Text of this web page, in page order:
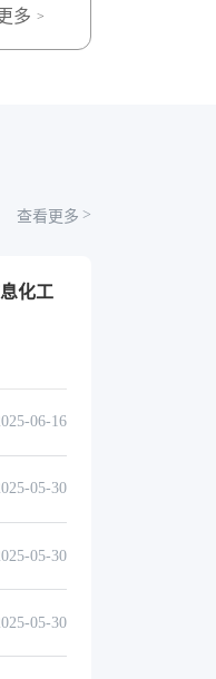
多
查看更多
化工
06-16
05-30
05-30
05-30